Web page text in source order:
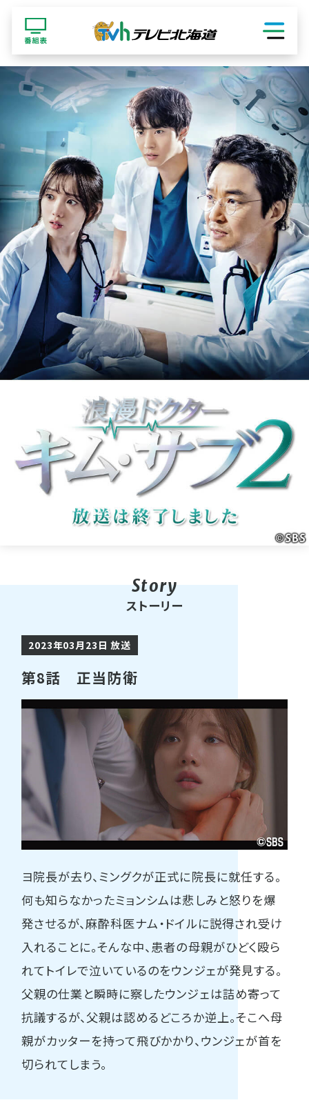
ストーリー
2023年03月23日 放送
第8話 正当防衛
ヨ院長が去り、ミングクが正式に院長に就任する。
何も知らなかったミョンシムは悲しみと怒りを爆
発させるが、麻酔科医ナム・ドイルに説得され受け
入れることに。そんな中、患者の母親がひどく殴ら
れてトイレで泣いているのをウンジェが発見する。
父親の仕業と瞬時に察したウンジェは詰め寄って
抗議するが、父親は認めるどころか逆上。そこへ母
親がカッターを持って飛びかかり、ウンジェが首を
切られてしまう。